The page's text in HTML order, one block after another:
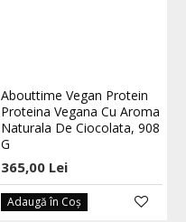
Abouttime Vegan Protein
Proteina Vegana Cu Aroma
Naturala De Ciocolata, 908
G
365,00 Lei
Adaugă în Coş